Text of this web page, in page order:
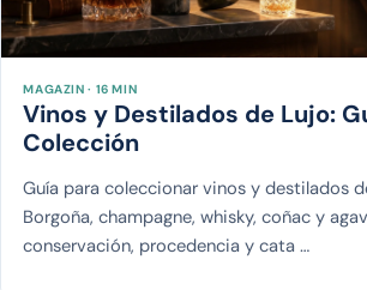
MAGAZIN · 16 MIN
Vinos y Destilados de Lujo:
Colección
Guía para coleccionar vinos y destilados
Borgoña, champagne, whisky, coñac y
conservación, procedencia y cata …